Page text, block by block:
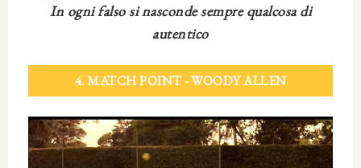
In ogni falso si nasconde sempre qualcosa di
autentico
4. MATCH POINT - WOODY ALLEN